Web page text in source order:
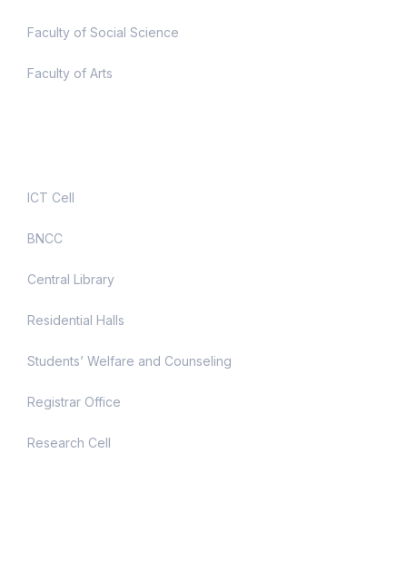
Faculty of Social Science
Faculty of Arts
ICT Cell
BNCC
Central Library
Residential Halls
Students’ Welfare and Counseling
Registrar Office
Research Cell